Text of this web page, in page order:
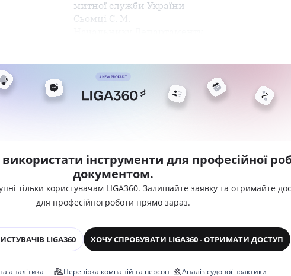
митної служби України
Сьомці С. М.
інструменти для професійної
документом.
тільки користувачам LIGA360. Залишайте заявку та отримайте
для професійної роботи прямо зараз.
LIGA360 ХОЧУ СПРОБУВАТИ LIGA360 - ОТРИМАТИ ДОСТУП
аналітика
Перевірка компаній та персон
Аналіз судової практики